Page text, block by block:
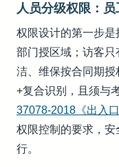
人员分级权限：
权限设计的第一步
部门授区域；访客
洁、维保按合同期
+复合识别，且须与
37078-2018《出入
权限控制的要求，安
行。